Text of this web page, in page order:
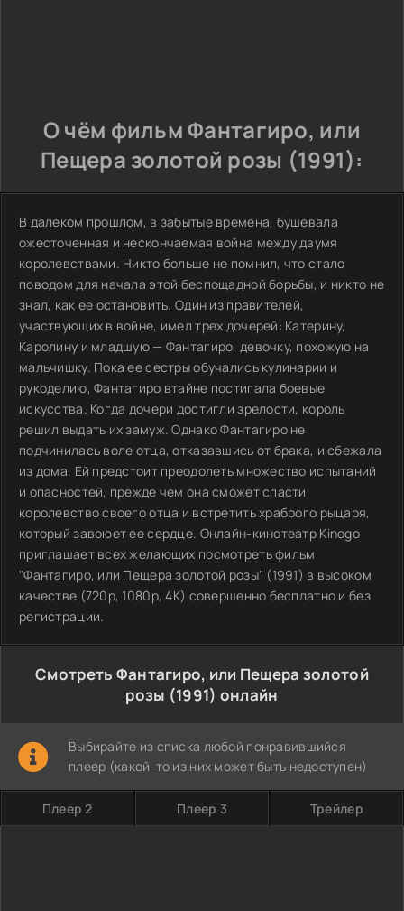
О чём фильм Фантагиро, или
Пещера золотой розы (1991):
В далеком прошлом, в забытые времена, бушевала
ожесточенная и нескончаемая война между двумя
королевствами. Никто больше не помнил, что стало
поводом для начала этой беспощадной борьбы, и никто не
знал, как ее остановить. Один из правителей,
участвующих в войне, имел трех дочерей: Катерину,
Каролину и младшую — Фантагиро, девочку, похожую на
мальчишку. Пока ее сестры обучались кулинарии и
рукоделию, Фантагиро втайне постигала боевые
искусства. Когда дочери достигли зрелости, король
решил выдать их замуж. Однако Фантагиро не
подчинилась воле отца, отказавшись от брака, и сбежала
из дома. Ей предстоит преодолеть множество испытаний
и опасностей, прежде чем она сможет спасти
королевство своего отца и встретить храброго рыцаря,
который завоюет ее сердце. Онлайн-кинотеатр Kinogo
приглашает всех желающих посмотреть фильм
"Фантагиро, или Пещера золотой розы" (1991) в высоком
качестве (720p, 1080p, 4K) совершенно бесплатно и без
регистрации.
Смотреть Фантагиро, или Пещера золотой
розы (1991) онлайн
Выбирайте из списка любой понравившийся
плеер (какой-то из них может быть недоступен)
Плеер 2 Плеер 3 Трейлер